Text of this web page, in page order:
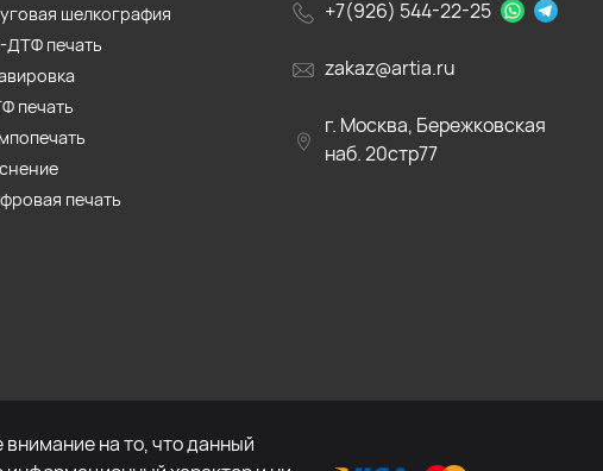
+7(926) 544-22-25
zakaz@artia.ru
г. Москва, Бережковская
наб. 20стр77
шелкография
ДТФ печать
печать
печать
на то, что данный